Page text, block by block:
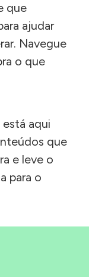
que
ajudar
Navegue
o que
aqui
que
e leve o
para o